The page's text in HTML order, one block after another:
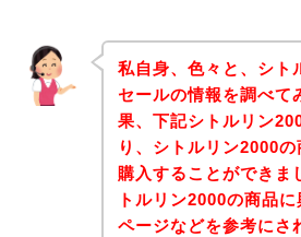
私自身、色々と、シト
セールの情報を調べて
果、下記シトルリン
り、シトルリン2000
購入することができま
トルリン2000の商品
ページなどを参考にさ